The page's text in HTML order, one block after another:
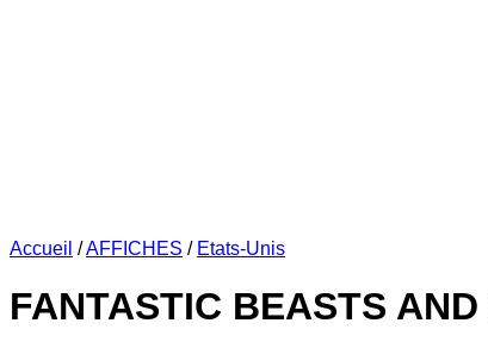
Accueil /AFFICHES / Etats-Unis
FANTASTIC BEASTS